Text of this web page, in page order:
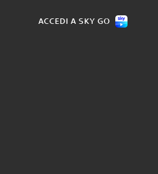
ACCEDI A SKY GO